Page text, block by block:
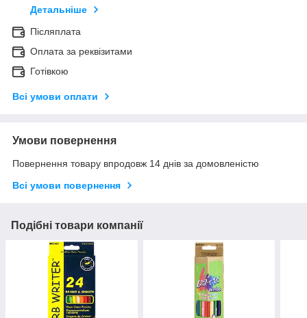
Детальніше
Післяплата
Оплата за реквізитами
Готівкою
Всі умови оплати
Умови повернення
Повернення товару впродовж 14 днів за домовленістю
Всі умови повернення
Подібні товари компанії